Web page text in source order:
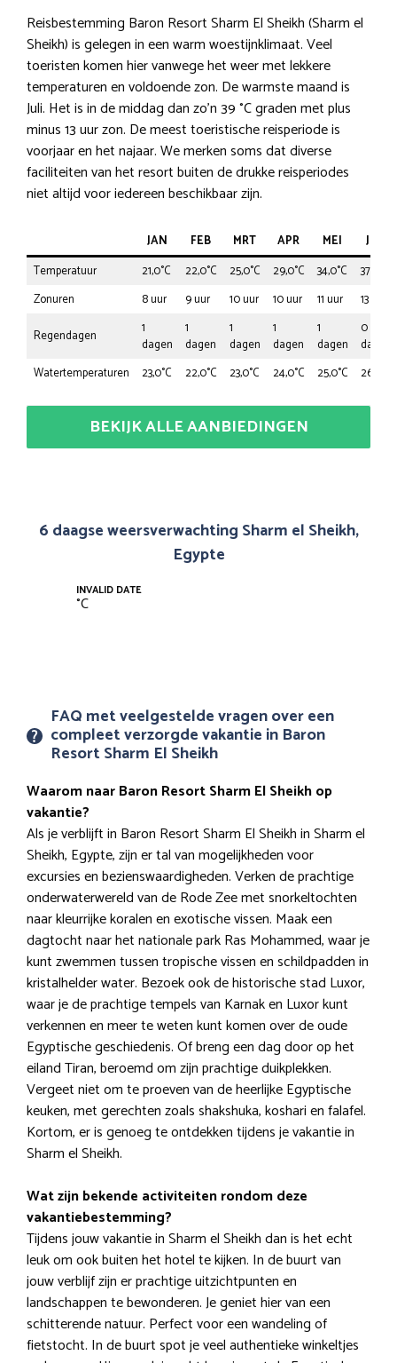
Reisbestemming Baron Resort Sharm El Sheikh (Sharm el
Sheikh) is gelegen in een warm woestijnklimaat. Veel
toeristen komen hier vanwege het weer met lekkere
temperaturen en voldoende zon. De warmste maand is
Juli. Het is in de middag dan zo’n 39 °C graden met plus
minus 13 uur zon. De meest toeristische reisperiode is
voorjaar en het najaar. We merken soms dat diverse
faciliteiten van het resort buiten de drukke reisperiodes
niet altijd voor iedereen beschikbaar zijn.
JAN FEB MRT APR MEI
JUN
Temperatuur
21,0°C 22,0°C 25,0°C 29,0°C 34,0°C
37,0°C
Zonuren
8 uur 9 uur 10 uur 10 uur 11 uur
13 uur
Regendagen
1
dagen
1
dagen
1
dagen
1
dagen
1
dagen
0
dagen
Watertemperaturen
23,0°C 22,0°C 23,0°C 24,0°C 25,0°C 26,0°C
BEKIJK ALLE AANBIEDINGEN
6 daagse weersverwachting Sharm el Sheikh,
Egypte
INVALID DATE
°C
FAQ met veelgestelde vragen over een
compleet verzorgde vakantie in Baron
Resort Sharm El Sheikh
Waarom naar Baron Resort Sharm El Sheikh op
vakantie?
Als je verblijft in Baron Resort Sharm El Sheikh in Sharm el
Sheikh, Egypte, zijn er tal van mogelijkheden voor
excursies en bezienswaardigheden. Verken de prachtige
onderwaterwereld van de Rode Zee met snorkeltochten
naar kleurrijke koralen en exotische vissen. Maak een
dagtocht naar het nationale park Ras Mohammed, waar je
kunt zwemmen tussen tropische vissen en schildpadden in
kristalhelder water. Bezoek ook de historische stad Luxor,
waar je de prachtige tempels van Karnak en Luxor kunt
verkennen en meer te weten kunt komen over de oude
Egyptische geschiedenis. Of breng een dag door op het
eiland Tiran, beroemd om zijn prachtige duikplekken.
Vergeet niet om te proeven van de heerlijke Egyptische
keuken, met gerechten zoals shakshuka, koshari en falafel.
Kortom, er is genoeg te ontdekken tijdens je vakantie in
Sharm el Sheikh.
Wat zijn bekende activiteiten rondom deze
vakantiebestemming?
Tijdens jouw vakantie in Sharm el Sheikh dan is het echt
leuk om ook buiten het hotel te kijken. In de buurt van
jouw verblijf zijn er prachtige uitzichtpunten en
landschappen te bewonderen. Je geniet hier van een
schitterende natuur. Perfect voor een wandeling of
fietstocht. In de buurt spot je veel authentieke winkeltjes